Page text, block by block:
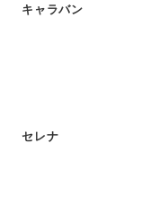
キャラバン
セレナ